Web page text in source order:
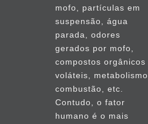
mofo, partículas em
suspensão, água
parada, odores
gerados por mofo,
compostos orgânicos
voláteis, metabolismo,
combustão, etc.
Contudo, o fator
humano é o mais